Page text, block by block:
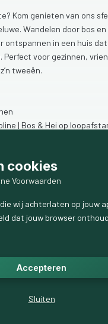
Kom genieten van ons
Wandelen door bos en
ontspannen in een huis dat
Perfect voor gezinnen,
z’n tweeën.
| Bos & Hei op
1639
Komgenieten
ontspannenineenhuis
Perfectvoorgezinnen,
cookies
Voorwaarden
wij achterlaten op jouw
dat jouw browser
Accepteren
Sluiten